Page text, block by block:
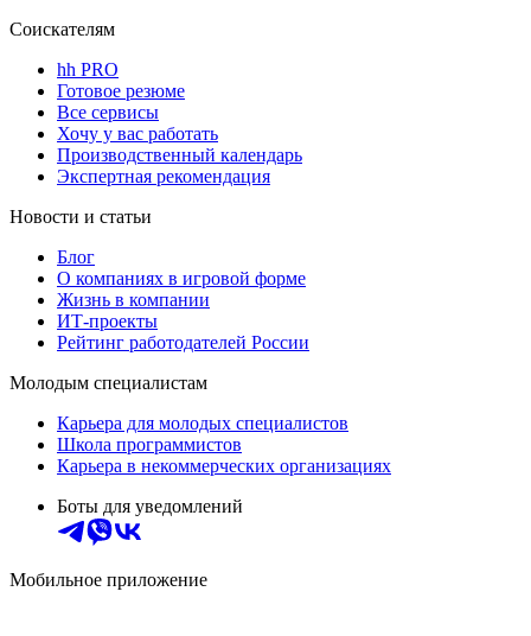
Соискателям
hh PRO
Готовое резюме
Все сервисы
Хочу у вас работать
Производственный календарь
Экспертная рекомендация
Новости и статьи
Блог
О компаниях в игровой форме
Жизнь в компании
ИТ-проекты
Рейтинг работодателей России
Молодым специалистам
Карьера для молодых специалистов
Школа программистов
Карьера в некоммерческих организациях
Боты для уведомлений
Мобильное приложение